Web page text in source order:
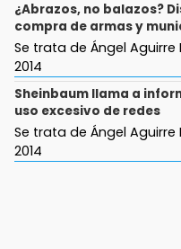
¿Abrazos, no balazos?
compra de armas y
Se trata de Ángel Aguirre
2014
Sheinbaum llama a
uso excesivo de redes
Se trata de Ángel Aguirre
2014